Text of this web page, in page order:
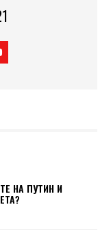
НА ПУТИН И